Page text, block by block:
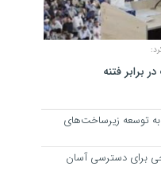
برابر فتنه
توسعه زیرساخت‌های
برای دسترسی آسان